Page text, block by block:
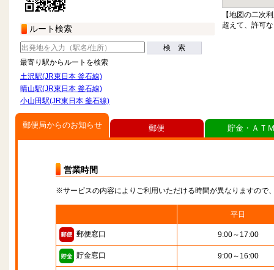
ルート検索
検 索
最寄り駅からルートを検索
土沢駅(JR東日本 釜石線)
晴山駅(JR東日本 釜石線)
小山田駅(JR東日本 釜石線)
【地図の二次
超えて、許可
郵便局からのお知らせ
営業時間
※サービスの内容によりご利用いただける時間が異なりますので
平日
郵便窓口 9:00～17:00
貯金窓口 9:00～16:00
郵便 貯金・ＡＴ